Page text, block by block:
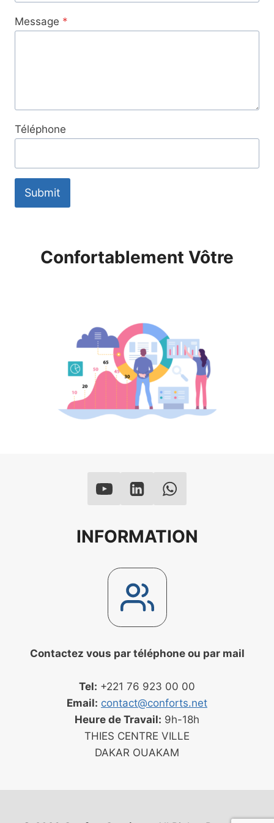
Message *
Téléphone
Submit
Confortablement Vôtre
INFORMATION
Contactez vous par téléphone ou par mail
Tel: +221 76 923 00 00
Email: contact@conforts.net
Heure de Travail: 9h-18h
THIES CENTRE VILLE
DAKAR OUAKAM